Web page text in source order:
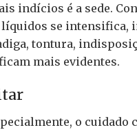
indícios é a sede.
líquidos se intensifica,
tontura,
mais evidentes.
o cuidado